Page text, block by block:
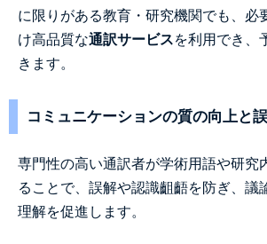
に限りがある教育・研究機関でも、必
け高品質な通訳サービスを利用でき、
きます。
コミュニケーションの質の向上と
専門性の高い通訳者が学術用語や研究
ることで、誤解や認識齟齬を防ぎ、議
理解を促進します。